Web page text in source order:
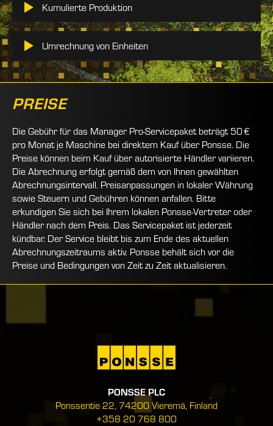
Kumulierte Produktion
Umrechnung von Einheiten
PREISE
Die Gebühr für das Manager Pro-Servicepaket beträgt 50 €
pro Monat je Maschine bei direktem Kauf über Ponsse. Die
Preise können beim Kauf über autorisierte Händler variieren.
Die Abrechnung erfolgt gemäß dem von Ihnen gewählten
Abrechnungsintervall. Preisanpassungen in lokaler Währung
sowie Steuern und Gebühren können anfallen. Bitte
erkundigen Sie sich bei Ihrem lokalen Ponsse-Vertreter oder
Händler nach dem Preis. Das Servicepaket ist jederzeit
kündbar. Der Service bleibt bis zum Ende des aktuellen
Abrechnungszeitraums aktiv. Ponsse behält sich vor die
Preise und Bedingungen von Zeit zu Zeit aktualisieren.
PONSSE PLC
Ponssentie 22, 74200 Vieremä, Finland
+358 20 768 800